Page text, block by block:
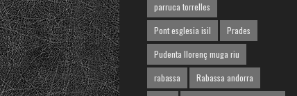
parruca torrelles
Pont esglesia isil
Prades
Pudenta llorenç muga riu
rabassa
Rabassa andorra